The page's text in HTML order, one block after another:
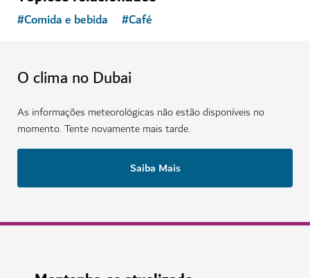
#Comida e bebida #Café
O clima no Dubai
As informações meteorológicas não estão disponíveis no
momento. Tente novamente mais tarde.
Saiba Mais